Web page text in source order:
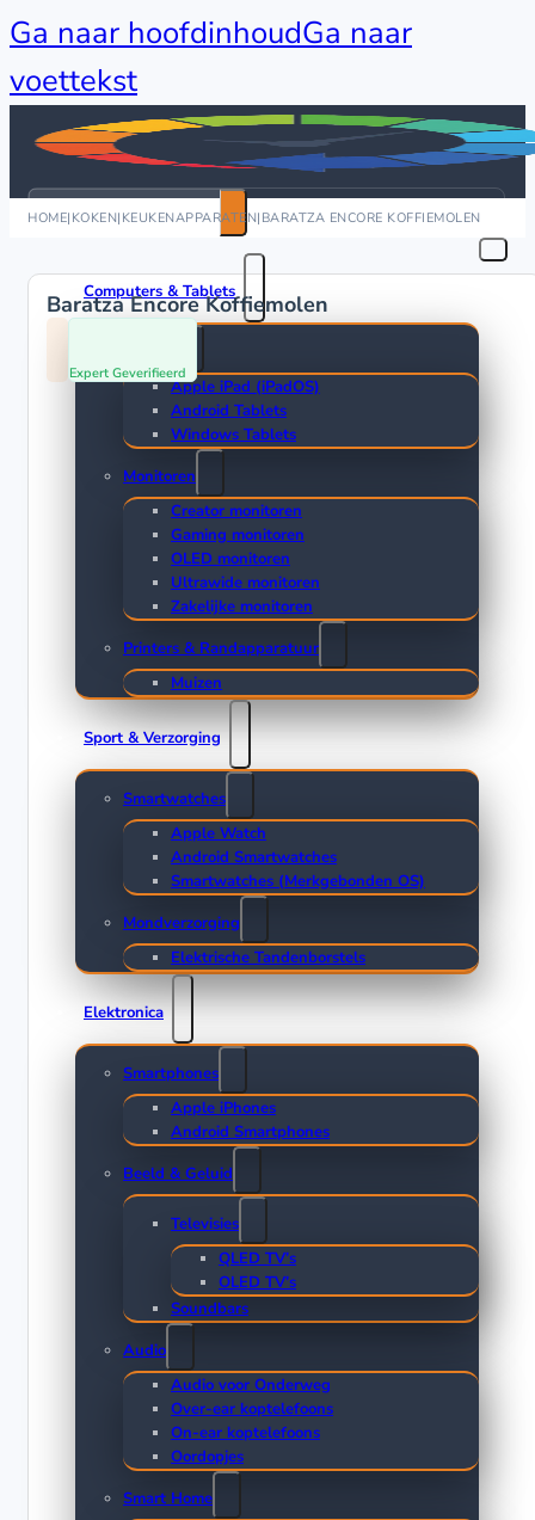
Ga naar hoofdinhoudGa naar
voettekst
Zoeken
Computers & Tablets
Apple iPad (iPadOS)
Android Tablets
Windows Tablets
Monitoren
Creator monitoren
Gaming monitoren
OLED monitoren
Ultrawide monitoren
Zakelijke monitoren
Printers & Randapparatuur
Muizen
Sport & Verzorging
Smartwatches
Apple Watch
Android Smartwatches
Smartwatches (Merkgebonden OS)
Mondverzorging
Elektrische Tandenborstels
Elektronica
Smartphones
Apple iPhones
Android Smartphones
Beeld & Geluid
Televisies
QLED TV’s
OLED TV’s
Soundbars
Audio
Audio voor Onderweg
Over-ear koptelefoons
On-ear koptelefoons
Oordopjes
Smart Home
HOME| KOKEN| KEUKENAPPARATEN| BARATZA ENCORE KOFFIEMOLEN
Baratza Encore Koffiemolen
Expert Geverifieerd